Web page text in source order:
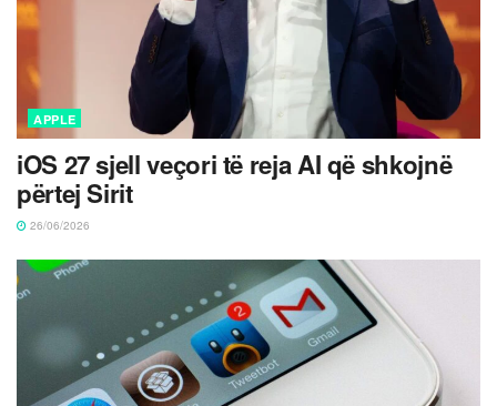
APPLE
iOS 27 sjell veçori të reja AI që shkojnë
përtej Sirit
26/06/2026